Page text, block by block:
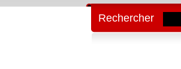
Rechercher